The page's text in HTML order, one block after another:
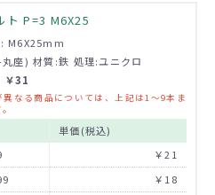
ト P=3 M6X25
M6X25mm
座) 材質:鉄 処理:ユニクロ
￥31
なる商品については、上記は1～9本ま
単価(税込)
￥21
￥18